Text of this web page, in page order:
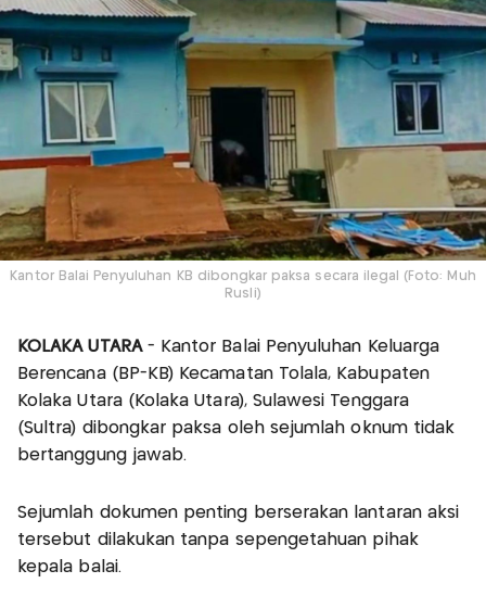
Kantor Balai Penyuluhan KB dibongkar paksa secara ilegal (Foto: Muh
Rusli)
KOLAKA UTARA - Kantor Balai Penyuluhan Keluarga
Berencana (BP-KB) Kecamatan Tolala, Kabupaten
Kolaka Utara (Kolaka Utara), Sulawesi Tenggara
(Sultra) dibongkar paksa oleh sejumlah oknum tidak
bertanggung jawab.
Sejumlah dokumen penting berserakan lantaran aksi
tersebut dilakukan tanpa sepengetahuan pihak
kepala balai.